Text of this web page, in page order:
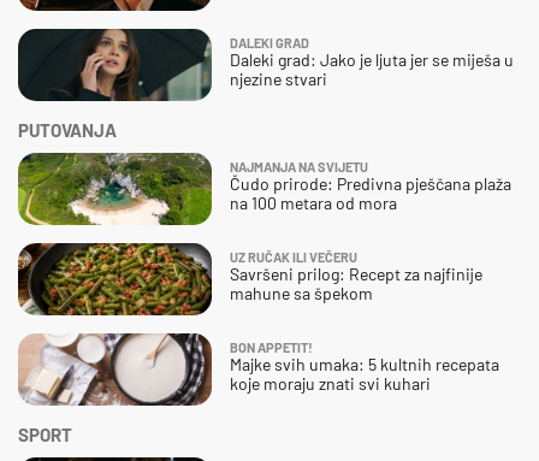
SPORT
DALEKI GRAD
Daleki grad: Jako je ljuta jer se miješa u
njezine stvari
PUTOVANJA
NAJMANJA NA SVIJETU
Čudo prirode: Predivna pješčana plaža
na 100 metara od mora
UZ RUČAK ILI VEČERU
Savršeni prilog: Recept za najfinije
mahune sa špekom
BON APPETIT!
Majke svih umaka: 5 kultnih recepata
koje moraju znati svi kuhari